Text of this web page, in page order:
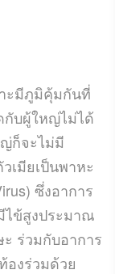
ะมีภูมิคุ้มกันที่
กับผู้ใหญ่ไม่ได้
ก็จะไม่มี
เมียเป็นพาหะ
ซึ่งอาการ
ไข้สูงประมาณ
ร่วมกับอาการ
องร่วมด้วย